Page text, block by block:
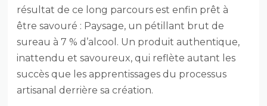
résultat de ce long parcours est enfin prêt à
être savouré : Paysage, un pétillant brut de
sureau à 7 % d’alcool. Un produit authentique,
inattendu et savoureux, qui reflète autant les
succès que les apprentissages du processus
artisanal derrière sa création.